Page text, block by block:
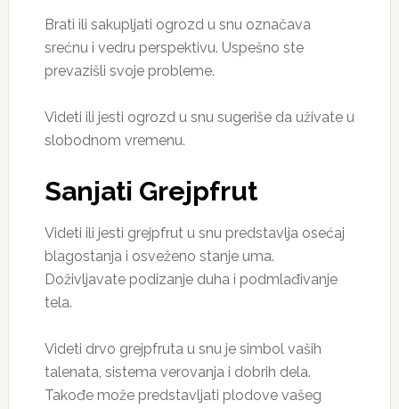
Brati ili sakupljati ogrozd u snu označava
srećnu i vedru perspektivu. Uspešno ste
prevazišli svoje probleme.
Videti ili jesti ogrozd u snu sugeriše da uživate u
slobodnom vremenu.
Sanjati Grejpfrut
Videti ili jesti grejpfrut u snu predstavlja osećaj
blagostanja i osveženo stanje uma.
Doživljavate podizanje duha i podmlađivanje
tela.
Videti drvo grejpfruta u snu je simbol vaših
talenata, sistema verovanja i dobrih dela.
Takođe može predstavljati plodove vašeg